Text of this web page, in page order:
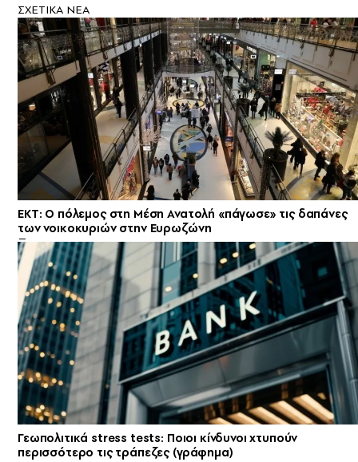
ΣXETIKA NEA
ΕΚΤ: Ο πόλεμος στη Μέση Ανατολή «πάγωσε» τις δαπάνες
των νοικοκυριών στην Ευρωζώνη
Γεωπολιτικά stress tests: Ποιοι κίνδυνοι χτυπούν
περισσότερο τις τράπεζες (γράφημα)